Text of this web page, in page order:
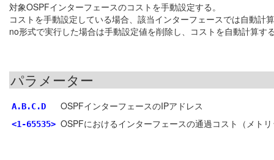
対象OSPFインターフェースのコストを手動設定する。
コストを手動設定している場合、該当インターフェースでは自動計
no形式で実行した場合は手動設定値を削除し、コストを自動計算す
パラメーター
A.B.C.D OSPFインターフェースのIPアドレス
<1-65535> OSPFにおけるインターフェースの通過コスト（メト